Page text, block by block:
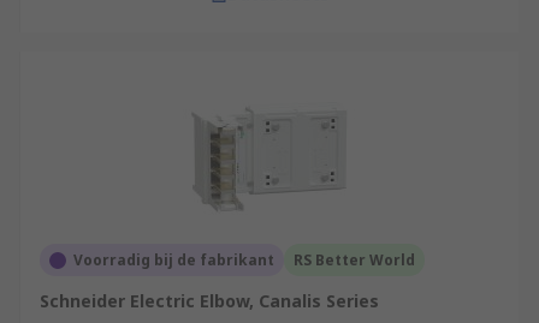
Voorradig bij de fabrikant RS Better World
Schneider Electric Elbow, Canalis Series